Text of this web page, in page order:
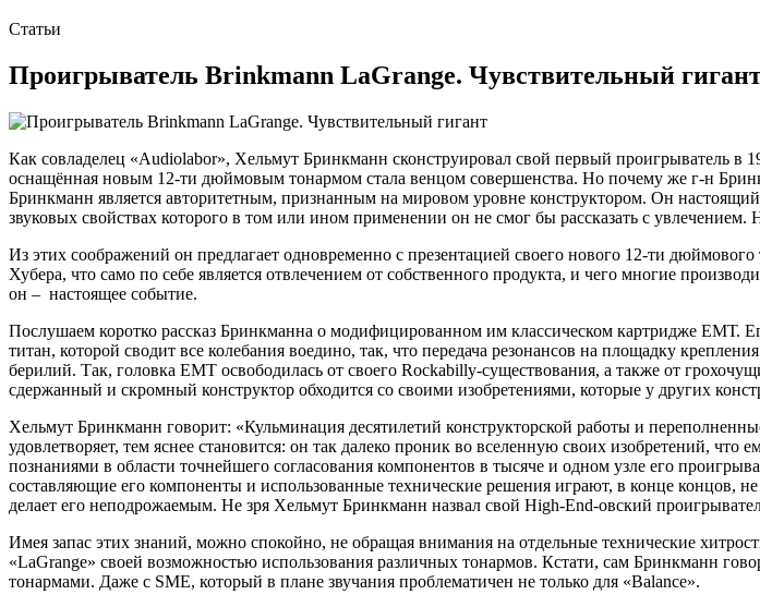
Статьи
Проигрыватель Brinkmann LaGrange. Чувствительный
Как совладелец «Audiolabor», Хельмут Бринкманн сконструировал свой первый проигрыватель в
оснащённая новым 12-ти дюймовым тонармом стала венцом совершенства. Но почему же г-н
Бринкманн является авторитетным, признанным на мировом уровне конструктором. Он
звуковых свойствах которого в том или ином применении он не смог бы рассказать с
Из этих соображений он предлагает одновременно с презентацией своего нового 12-ти
Хубера, что само по себе является отвлечением от собственного продукта, и чего многие
он – настоящее событие.
Послушаем коротко рассказ Бринкманна о модифицированном им классическом картридже ЕМТ.
титан, которой сводит все колебания воедино, так, что передача резонансов на площадку
берилий. Так, головка ЕМТ освободилась от своего Rockabilly-существования, а также от
сдержанный и скромный конструктор обходится со своими изобретениями, которые у других
Хельмут Бринкманн говорит: «Кульминация десятилетий конструкторской работы и
удовлетворяет, тем яснее становится: он так далеко проник во вселенную своих изобретений,
познаниями в области точнейшего согласования компонентов в тысяче и одном узле его
составляющие его компоненты и использованные технические решения играют, в конце концов,
делает его неподрожаемым. Не зря Хельмут Бринкманн назвал свой High-End-овский
Имея запас этих знаний, можно спокойно, не обращая внимания на отдельные технические
«LaGrange» своей возможностью использования различных тонармов. Кстати, сам Бринкманн
тонармами. Даже с SME, который в плане звучания проблематичен не только для «Balance».